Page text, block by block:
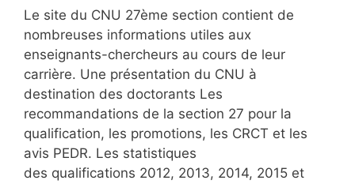
Le site du CNU 27ème section contient de
nombreuses informations utiles aux
enseignants-chercheurs au cours de leur
carrière. Une présentation du CNU à
destination des doctorants Les
recommandations de la section 27 pour la
qualification, les promotions, les CRCT et les
avis PEDR. Les statistiques
des qualifications 2012, 2013, 2014, 2015 et